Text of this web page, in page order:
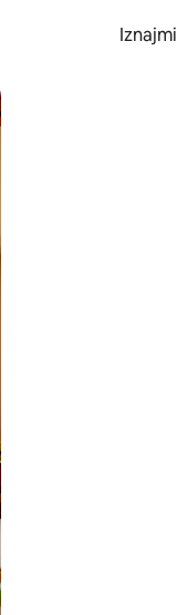
po zaslonu.